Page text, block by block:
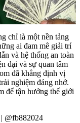
chỉ là một nền tảng
ai đam mê giải trí
và hệ thống an toàn
đại và sự quan tâm
đã khẳng định vị
nghiệm đáng nhớ.
để tận hưởng thế giới
@fb882024